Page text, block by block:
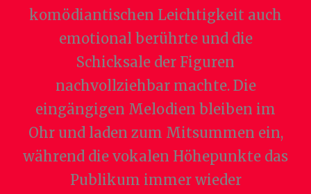
komödiantischen Leichtigkeit auch
emotional berührte und die
Schicksale der Figuren
nachvollziehbar machte. Die
eingängigen Melodien bleiben im
Ohr und laden zum Mitsummen ein,
während die vokalen Höhepunkte das
Publikum immer wieder